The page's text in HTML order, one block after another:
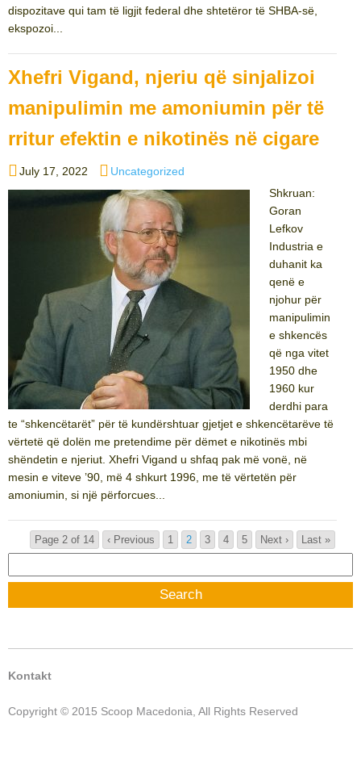
dispozitave qui tam të ligjit federal dhe shtetëror të SHBA-së,
ekspozoi...
Xhefri Vigand, njeriu që sinjalizoi
manipulimin me amoniumin për të
rritur efektin e nikotinës në cigare
Posted
on
July 17, 2022 Categories
Uncategorized
Shkruan:
Goran
Lefkov
Industria e
duhanit ka
qenë e
njohur për
manipulimin
e shkencës
që nga vitet
1950 dhe
1960 kur
derdhi para
te “shkencëtarët” për të kundërshtuar gjetjet e shkencëtarëve të
vërtetë që dolën me pretendime për dëmet e nikotinës mbi
shëndetin e njeriut. Xhefri Vigand u shfaq pak më vonë, në
mesin e viteve ’90, më 4 shkurt 1996, me të vërtetën për
amoniumin, si një përforcues...
Page 2 of 14 ‹ Previous 1 2 3 4 5 Next › Last »
for:
Kontakt
Copyright © 2015 Scoop Macedonia, All Rights Reserved